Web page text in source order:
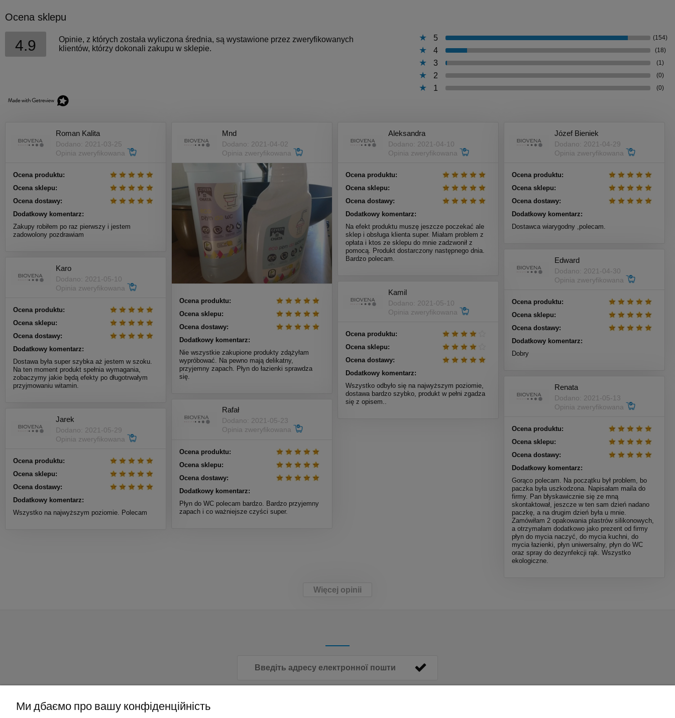
Ocena sklepu
4.9
Opinie, z których została wyliczona średnia, są wystawione przez zweryfikowanych
klientów, którzy dokonali zakupu w sklepie.
5 (154)
4 (18)
3 (1)
2 (0)
1 (0)
Roman Kalita
Dodano: 2021-03-25
Opinia zweryfikowana
Ocena produktu:
Ocena sklepu:
Ocena dostawy:
Dodatkowy komentarz:
Zakupy robiłem po raz pierwszy i jestem
zadowolony pozdrawiam
Mnd
Dodano: 2021-04-02
Opinia zweryfikowana
Ocena produktu:
Ocena sklepu:
Ocena dostawy:
Dodatkowy komentarz:
Nie wszystkie zakupione produkty zdążyłam
wypróbować. Na pewno mają delikatny,
przyjemny zapach. Płyn do łazienki sprawdza
się.
Aleksandra
Dodano: 2021-04-10
Opinia zweryfikowana
Ocena produktu:
Ocena sklepu:
Ocena dostawy:
Dodatkowy komentarz:
Na efekt produktu muszę jeszcze poczekać ale
sklep i obsługa klienta super. Miałam problem z
opłata i ktos ze sklepu do mnie zadzwonił z
pomocą. Produkt dostarczony następnego dnia.
Bardzo polecam.
Józef Bieniek
Dodano: 2021-04-29
Opinia zweryfikowana
Ocena produktu:
Ocena sklepu:
Ocena dostawy:
Dodatkowy komentarz:
Dostawca wiarygodny ,polecam.
Edward
Dodano: 2021-04-30
Opinia zweryfikowana
Ocena produktu:
Ocena sklepu:
Ocena dostawy:
Dodatkowy komentarz:
Dobry
Karo
Dodano: 2021-05-10
Opinia zweryfikowana
Ocena produktu:
Ocena sklepu:
Ocena dostawy:
Dodatkowy komentarz:
Dostawa była super szybka aż jestem w szoku.
Na ten moment produkt spełnia wymagania,
zobaczymy jakie będą efekty po długotrwałym
przyjmowaniu witamin.
Kamil
Dodano: 2021-05-10
Opinia zweryfikowana
Ocena produktu:
Ocena sklepu:
Ocena dostawy:
Dodatkowy komentarz:
Wszystko odbyło się na najwyższym poziomie,
dostawa bardzo szybko, produkt w pełni zgadza
się z opisem..
Renata
Dodano: 2021-05-13
Opinia zweryfikowana
Ocena produktu:
Ocena sklepu:
Ocena dostawy:
Dodatkowy komentarz:
Gorąco polecam. Na początku był problem, bo
paczka była uszkodzona. Napisałam maila do
firmy. Pan błyskawicznie się ze mną
skontaktował, jeszcze w ten sam dzień nadano
paczkę, a na drugim dzień była u mnie.
Zamówiłam 2 opakowania plastrów silikonowych,
a otrzymałam dodatkowo jako prezent od firmy
płyn do mycia naczyć, do mycia kuchni, do
mycia łazienki, płyn uniwersalny, płyn do WC
oraz spray do dezynfekcji rąk. Wszystko
ekologiczne.
Rafał
Dodano: 2021-05-23
Opinia zweryfikowana
Ocena produktu:
Ocena sklepu:
Ocena dostawy:
Dodatkowy komentarz:
Płyn do WC polecam bardzo. Bardzo przyjemny
zapach i co ważniejsze czyści super.
Jarek
Dodano: 2021-05-29
Opinia zweryfikowana
Ocena produktu:
Ocena sklepu:
Ocena dostawy:
Dodatkowy komentarz:
Wszystko na najwyższym poziomie. Polecam
Więcej opinii
Ми дбаємо про вашу конфіденційність